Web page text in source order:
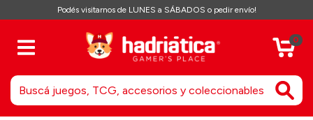
Podés visitarnos de LUNES a SÁBADOS o pedir envío!
0